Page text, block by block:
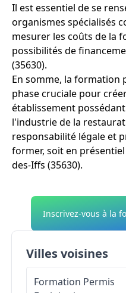
Il est essentiel de se
organismes spécialisés
mesurer les coûts de la
possibilités de
(35630).
En somme, la formation
phase cruciale pour
établissement
l'industrie de la
responsabilité légale et
former, soit en
des-Iffs (35630).
Inscrivez-vous à la
Villes voisines
Formation Permis